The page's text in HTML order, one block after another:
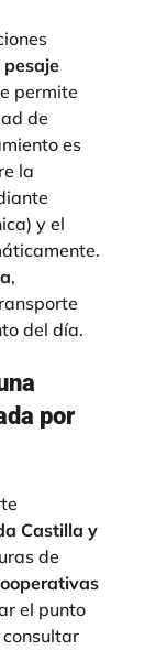
pesaje
permite
de
es
la
y el
.
,
del día.
por
Castilla y
de
el punto
consultar